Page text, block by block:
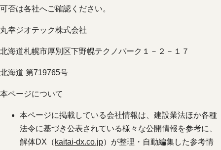
可否は各社へご確認ください。
丸幸ジオテック株式会社
北海道札幌市厚別区下野幌テクノパーク１－２－１７
北海道 第719765号
本ページについて
本ページに掲載している会社情報は、建設業法ほか各種
法令に基づき公表されている様々な公開情報を参考に、
解体DX（ kaitai-dx.co.jp）が整理・自動編集した参考情